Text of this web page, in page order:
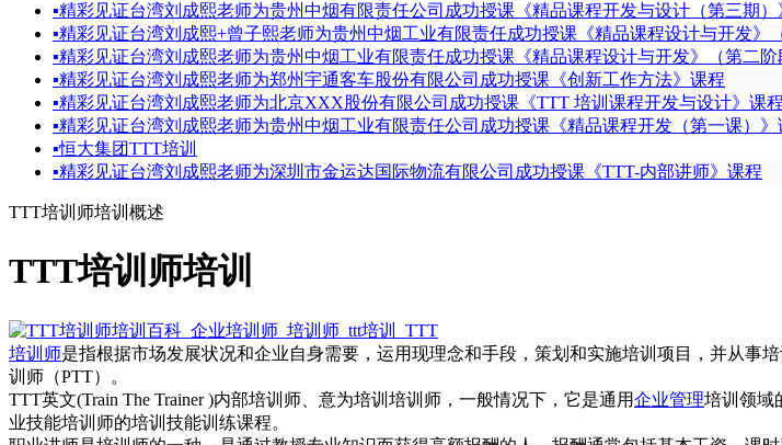
▪精彩见证台湾刘成熙老师为贵州中烟有限责任公司成功授课《精品课程开发与设计（第三期）
▪精彩见证台湾刘成熙+曾子熙老师为贵州中烟工业有限责任成功授课《精品课程设计与开发》
▪精彩见证台湾刘成熙老师为贵州中烟工业有限责任成功授课《精品课程设计与开发》（第二阶
▪精彩见证台湾刘成熙老师为郑州宇通客车股份有限公司成功授课《创新工作方法》课程
▪精彩见证台湾刘成熙老师为北京XXX股份有限公司成功授课《TTT 培训课程开发与设计》课程
▪精彩见证台湾刘成熙老师为贵州中烟工业有限责任公司成功授课《精品课程开发（第一课）》
▪恒大集团TTT培训
▪精彩见证台湾刘成熙老师为深圳市金运达国际物流有限公司成功授课《TTT-内部讲师》课程
TTT培训师培训概述
TTT培训师培训
培训师是指根据市场发展状况和企业自身需要，运用现理念和手段，策划和实施培训项目，并从事
训师（PTT）。
TTT英文(Train The Trainer )内部培训师、意为培训培训师，一般情况下，它是通用企业管理培训领域
业技能培训师的培训技能训练课程。